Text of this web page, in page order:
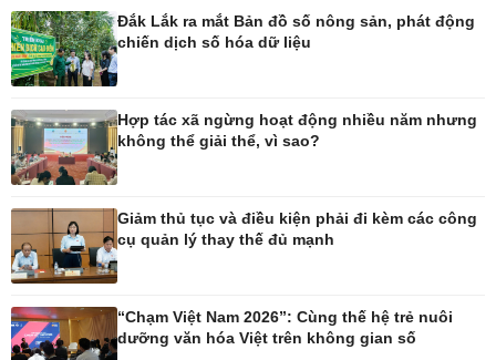
Pháp luật
Vụ án
Tin nóng
Tư vấn luật
Bóng đá quốc tế
Bóng đá Việt Nam
Hậu trường
Ô tô - Xe máy
Doanh nghiệp
Đắk Lắk ra mắt Bản đồ số nông sản, phát động
chiến dịch số hóa dữ liệu
Hợp tác xã ngừng hoạt động nhiều năm nhưng
không thể giải thể, vì sao?
Giảm thủ tục và điều kiện phải đi kèm các công
cụ quản lý thay thế đủ mạnh
“Chạm Việt Nam 2026”: Cùng thế hệ trẻ nuôi
dưỡng văn hóa Việt trên không gian số